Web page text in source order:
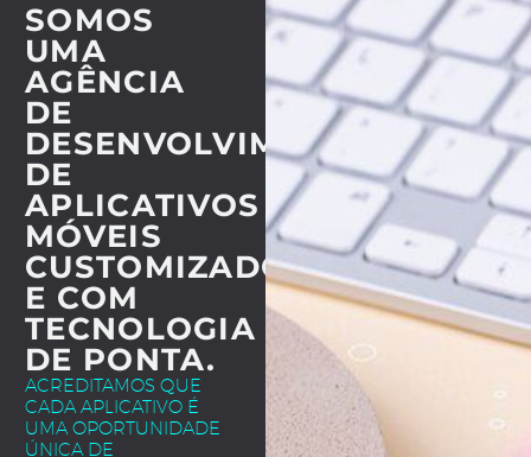
SOMOS
UMA
AGÊNCIA
DE
DESENVOLVIMENTO
DE
APLICATIVOS
MÓVEIS
CUSTOMIZADOS
E COM
TECNOLOGIA
DE PONTA.
ACREDITAMOS QUE
CADA APLICATIVO É
UMA OPORTUNIDADE
ÚNICA DE